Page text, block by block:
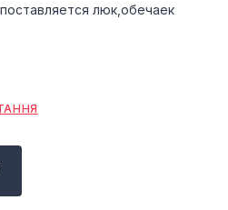
люк,обечаек